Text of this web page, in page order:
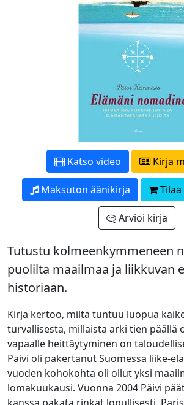
Katso video Kirja
Maksuton äänikirja Tilaa
Arvioi kirja
Tutustu kolmeenkymmeneen
puolilta maailmaa ja liikkuvan
historiaan.
Kirja kertoo, miltä tuntuu luopua
turvallisesta, millaista arki tien päällä
vapaalle heittäytyminen on
Päivi oli pakertanut Suomessa liike-
vuoden kohokohta oli ollut yksi
lomakuukausi. Vuonna 2004 Päivi